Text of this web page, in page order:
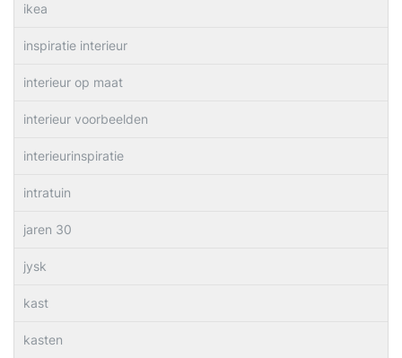
ikea
inspiratie interieur
interieur op maat
interieur voorbeelden
interieurinspiratie
intratuin
jaren 30
jysk
kast
kasten